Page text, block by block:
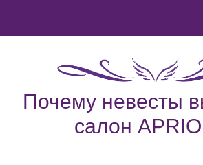
Почему невесты
салон